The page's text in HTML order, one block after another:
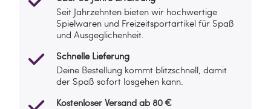
Seit Jahrzehnten bieten wir hochwertige
Spielwaren und Freizeitsportartikel für Spaß
und Ausgeglichenheit.
Schnelle Lieferung
Deine Bestellung kommt blitzschnell, damit
der Spaß sofort losgehen kann.
Kostenloser Versand ab 80 €